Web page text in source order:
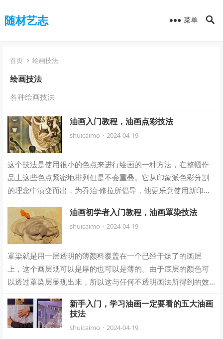
随材艺志 菜单
首页 绘画技法
绘画技法
各种绘画技法
油画入门教程，油画点彩技法
shuicaimo · 2024-04-19
这个技法是使用很小的色点来进行绘画的一种方法，在整幅作
品上这些色点紧密地排列但是不会重叠。它从印象派色彩分割
的理念中演变而出，为乔治·修拉所倡导，他更乐意使用新印象
油画初学者入门教程，油画罩染技法
shuicaimo · 2024-04-19
罩染就是用一层透明的薄颜料覆盖在一个已经干燥了的画层
上，这个画层既可以是厚的也可以是薄的。由于底层的颜色可
以透过罩染层显现出来，所以这与任何不透明画法所得到的效
新手入门，学习油画一定要看的五大油画
技法
shuicaimo · 2024-04-19